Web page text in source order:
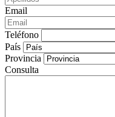
Email
Teléfono
País
Provincia
Consulta